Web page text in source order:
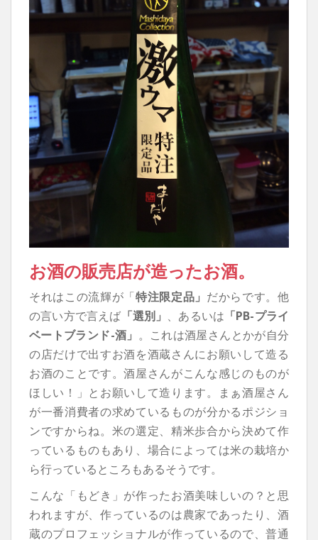
お酒の販売店が造ったお酒。
それはこの流輝が「特注限定品」 だからです。他
の言い方で言えば 「選別」 、あるいは 「PB-プライ
ベートブランド-酒」 。これは酒屋さんとかが自分
の店だけで出すお酒を酒蔵さんにお願いして造る
お酒のことです。酒屋さんがこんな感じのものが
ほしい！」とお願いして造ります。まぁ酒屋さん
が一番消費者の求めているものが分かるポジショ
ンですからね。米の選定、精米歩合から決めて作
っているものもあり、場合によっては米の栽培か
ら行っているところもあるそうです。
こんな「もどき」が作ったお酒美味しいの？と思
われますが、作っているのは農家であったり、酒
蔵のプロフェッショナルが作っているので、普通